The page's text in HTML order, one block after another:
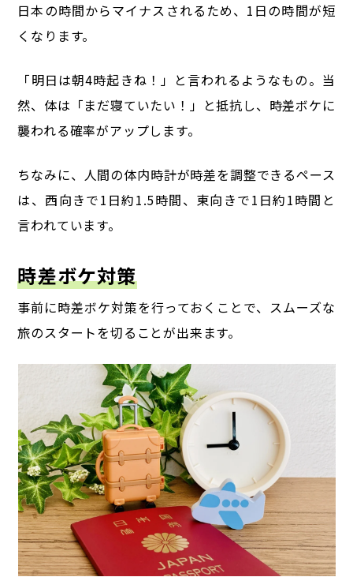
日本の時間からマイナスされるため、1日の時間が短
くなります。
「明日は朝4時起きね！」と言われるようなもの。 当
然、体は「まだ寝ていたい！」と抵抗し、時差ボケに
襲われる確率がアップします。
ちなみに、人間の体内時計が時差を調整できるペース
は、 西向きで1日約1.5時間、東向きで1日約1時間と
言われています。
時差ボケ対策
事前に時差ボケ対策を行っておくことで、スムーズな
旅のスタートを切ることが出来ます。